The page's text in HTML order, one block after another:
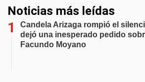
Noticias más leídas
Candela Arizaga rompió el
dejó una inesperado pedido
Facundo Moyano